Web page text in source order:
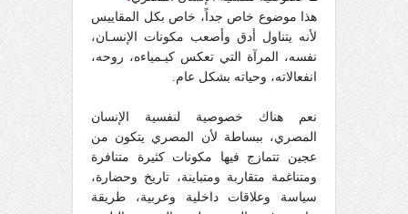
هذا موضوع خاص جداً، خاص بكل المقاييس
لأنه يتناول أدق وأصعب مكونات الإنسـان،
نفسه، المرآة التي تعكس كيـمياءه، روحه،
انفعالاته، وحياته بشكل عام.
نعم هناك خصوصية لنفسية الإنسان
المصري، ببساطة لأن المصري يتكون من
عجين تتمازج فيها مكونات كثيرة متنافرة
ومتناغمة متقاربة ومتباينة، تاريخ وحضارة،
سياسة وعلاقات داخلية وعربية، طريقة